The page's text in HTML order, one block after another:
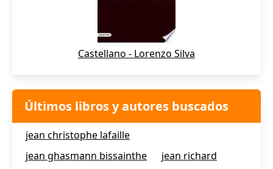
Castellano - Lorenzo Silva
Últimos libros y autores buscados
jean christophe lafaille
jean ghasmann bissainthe
jean richard